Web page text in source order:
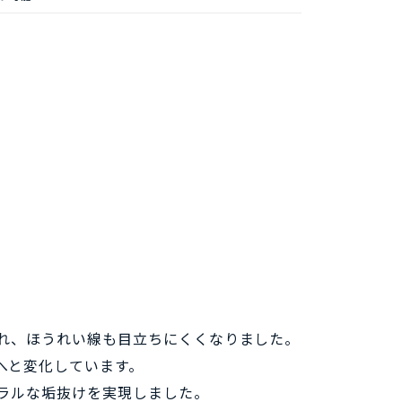
ほうれい線も目立ちにくくなりました。
変化しています。
な垢抜けを実現しました。